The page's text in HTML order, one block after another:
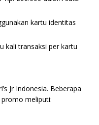
kartu identitas
kali transaksi per kartu
Jr Indonesia. Beberapa
meliputi: